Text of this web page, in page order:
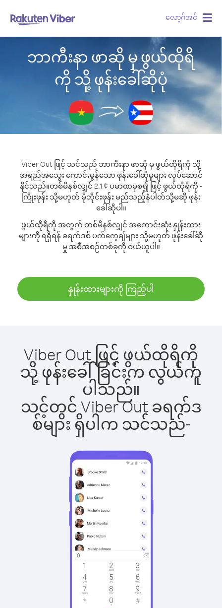
လော့ဂ်အင်
ဘာကီးနာ ဖာဆို မှ ဖွယ်ထိုရိ
ကို သို့ ဖုန်းခေါ်ဆိုပုံ
Viber Out ဖြင့် သင်သည် ဘာကီးနာ ဖာဆို မှ ဖွယ်ထိုရိကို သို့
အရည်အသွေး ကောင်းမွန်သော ဖုန်းခေါ်ဆိုမှုများ လုပ်ဆောင်
နိုင်သည်။တစ်မိနစ်လျှင် 2.1 ¢ ပမာဏမှစ၍ ဖြင့် ဖွယ်ထိုရိကို -
ကြိုးဖုန်း သို့မဟုတ် မိုဘိုင်းဖုန်း မည်သည့်နံပါတ်သို့မဆို ဖုန်း
ခေါ်ဆိုပါ။
ဖွယ်ထိုရိကို အတွက် တစ်မိနစ်လျှင် အကောင်းဆုံး နှုန်းထား
များကို ရရှိရန် ခရက်ဒစ် ပက်ကေ့ချ်များ သို့မဟုတ် ဖုန်းခေါ်ဆို
မှု အစီအစဉ်တစ်ခုကို ဝယ်ယူပါ။
နှုန်းထားများကို ကြည့်ပါ
Viber Out ဖြင့် ဖွယ်ထိုရိကို
သို့ ဖုန်းခေါ်ခြင်းက လွယ်ကူ
ပါသည်။
သင့်တွင် Viber Out ခရက်ဒ
စ်များ ရှိပါက သင်သည်-